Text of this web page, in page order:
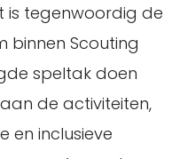
is tegenwoordig de
binnen Scouting
speltak doen
de activiteiten,
en inclusieve